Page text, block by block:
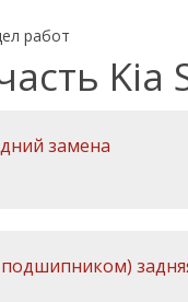
работ
Kia
замена